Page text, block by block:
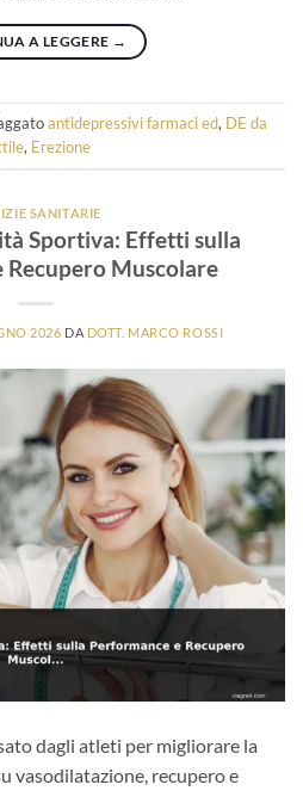
A LEGGERE →
antidepressivi farmaci ed, DE da
, Erezione
SANITARIE
Sportiva: Effetti sulla
Recupero Muscolare
2026 DA DOTT. MARCO ROSSI
dagli atleti per migliorare la
vasodilatazione, recupero e